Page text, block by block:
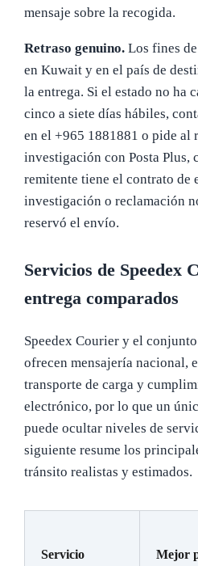
mensaje sobre la recogida.
Retraso genuino.Los fines de
en Kuwait y en el país de
la entrega. Si el estado no ha
cinco a siete días hábiles,
en el +965 1881881 o pide al
investigación con Posta Plus,
remitente tiene el contrato de
investigación o reclamación
reservó el envío.
Servicios de Speedex
entrega comparados
Speedex Courier y el
ofrecen mensajería nacional,
transporte de carga y
electrónico, por lo que un
puede ocultar niveles de
siguiente resume los
tránsito realistas y estimados.
Servicio Mejor